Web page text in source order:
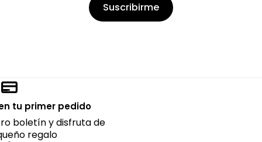
Suscribirme
tu primer pedido
boletín y disfruta de
regalo